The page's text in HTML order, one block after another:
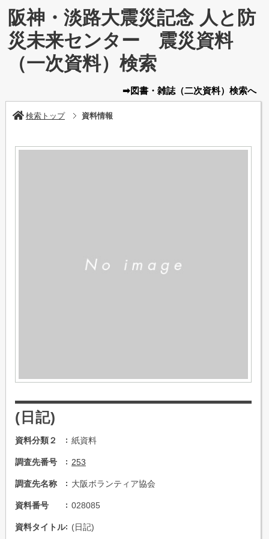
阪神・淡路大震災記念 人と防
災未来センター 震災資料
（一次資料）検索
➡図書・雑誌（二次資料） 検索へ
検索トップ 資料情報
(日記)
資料分類２ 紙資料
調査先番号 253
調査先名称 大阪ボランティア協会
資料番号 028085
資料タイトル (日記)